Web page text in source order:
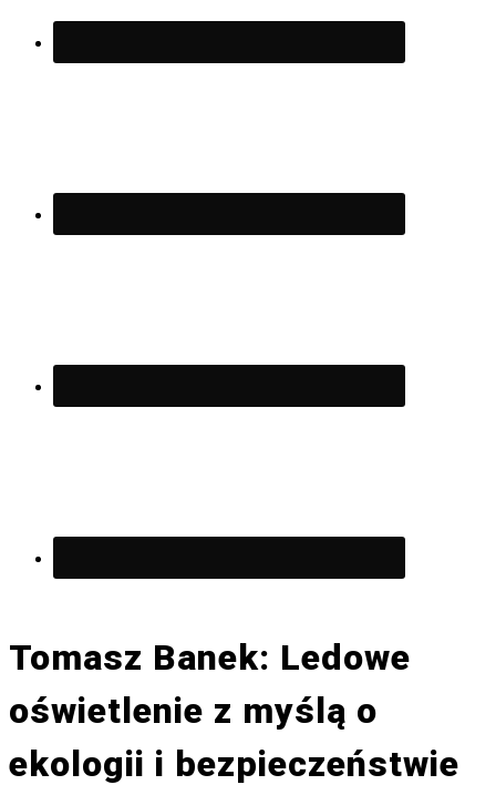
Tomasz Banek: Ledowe
oświetlenie z myślą o
ekologii i bezpieczeństwie